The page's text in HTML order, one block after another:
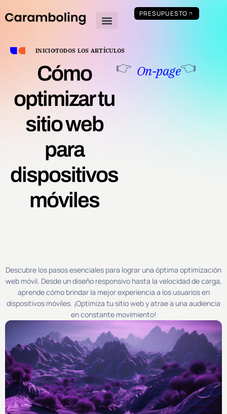
PRESUPUESTO
INICIOTODOS LOS ARTÍCULOS
Cómo
optimizar tu
sitio web
para
dispositivos
móviles
👉 On-page👈
Descubre los pasos esenciales para lograr una óptima optimización
web móvil. Desde un diseño responsivo hasta la velocidad de carga,
aprende cómo brindar la mejor experiencia a los usuarios en
dispositivos móviles. ¡Optimiza tu sitio web y atrae a una audiencia
en constante movimiento!